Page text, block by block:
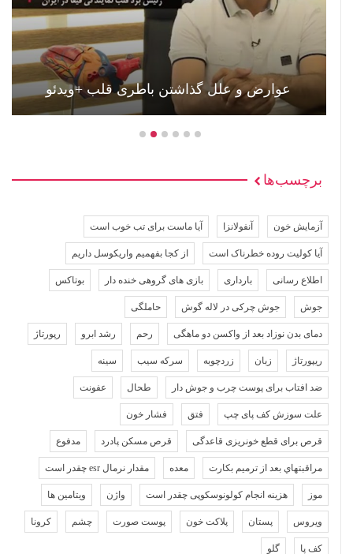
عوارض و علل گذاشتن باطری قلب +ویدئو
برچسب‌ها
آزمایش خون آنفولانزا آیا ماست برای تب خوب است
آیا کولیت روده خطرناک است از کجا بفهمیم واریکوسل داریم
اطلاع رسانی بارداری بازی های گروهی خنده دار بوتاکس
جوش جوش چرکی در لاله گوش حاملگی
دمای بدن نوزاد بعد از واکسن دو ماهگی رحم رشد ابرو رپورتاژ
ریپورتاژ زبان زردچوبه سرکه سیب سینه
ضد افتاب برای پوست چرب و جوش دار طحال عفونت
علت سوزش کف پای چپ فتق فشار خون
قرص برای قطع خونریزی قاعدگی قرص مسکن پادرد مدفوع
مراقبتهاي بعد از ترميم بكارت معده مقدار نرمال esr چقدر است
موز هزینه انجام کولونوسکوپی چقدر است واژن ویتامین ها
ویروس پستان پلاکت خون پوست صورت چشم کرونا
کف پا گلو